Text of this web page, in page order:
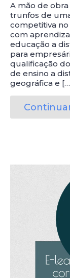
A mão de
trunfos de
competitiva
com
educação a
para
qualificação
de ensino a
geográfica e